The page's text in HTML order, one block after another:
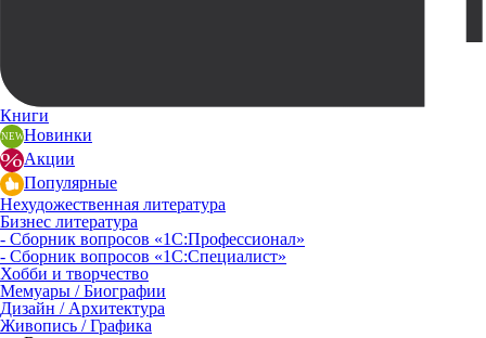
Книги
Новинки
Акции
Популярные
Нехудожественная литература
Бизнес литература
- Сборник вопросов «1С:Профессионал»
- Сборник вопросов «1С:Специалист»
Хобби и творчество
Мемуары / Биографии
Дизайн / Архитектура
Живопись / Графика